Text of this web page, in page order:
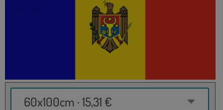
60x100cm · 15,31 €